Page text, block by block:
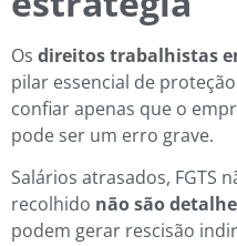
Os direitos trabalhistas
pilar essencial de
confiar apenas que o
pode ser um erro grave.
Salários atrasados, FGTS
recolhido não são
podem gerar rescisão